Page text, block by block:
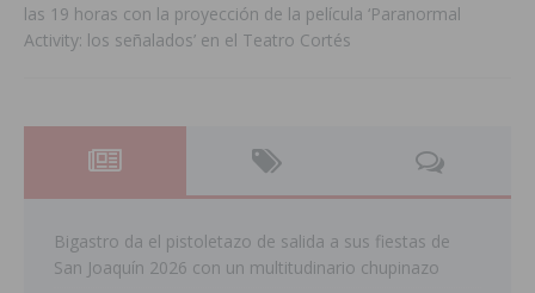
las 19 horas con la proyección de la película ‘Paranormal
Activity: los señalados’ en el Teatro Cortés
Bigastro da el pistoletazo de salida a sus fiestas de
San Joaquín 2026 con un multitudinario chupinazo